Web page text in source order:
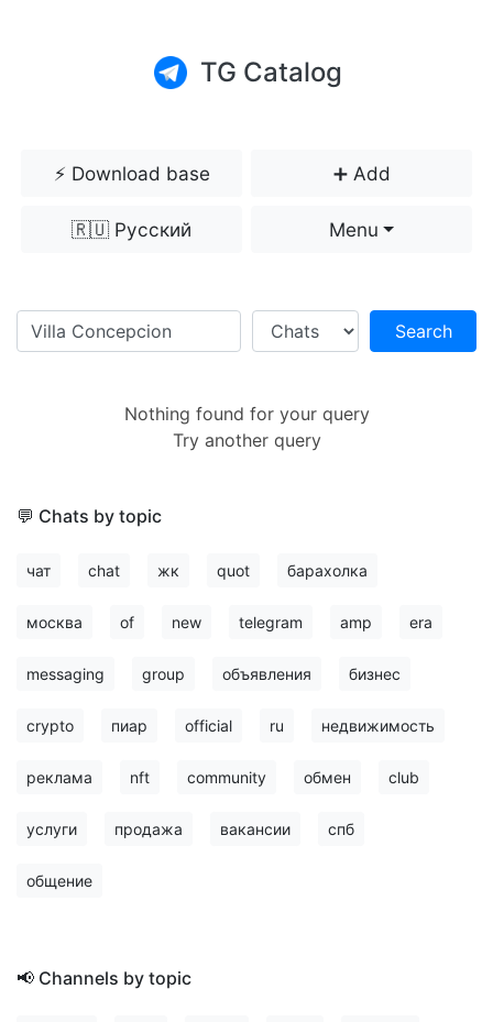
TG Catalog
⚡️ Download base ➕ Add
🇷🇺 Русский Menu
Search
Nothing found for your query
Try another query
💬 Chats by topic
чат chat жк quot барахолка
москва of new telegram amp era
messaging group объявления бизнес
crypto пиар official ru недвижимость
реклама nft community обмен club
услуги продажа вакансии спб
общение
📢 Channels by topic